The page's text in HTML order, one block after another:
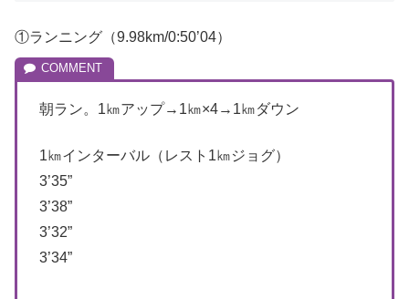
①ランニング（9.98km/0:50’04）
朝ラン。1㎞アップ→1㎞×4→1㎞ダウン
1㎞インターバル（レスト1㎞ジョグ）
3’35”
3’38”
3’32”
3’34”